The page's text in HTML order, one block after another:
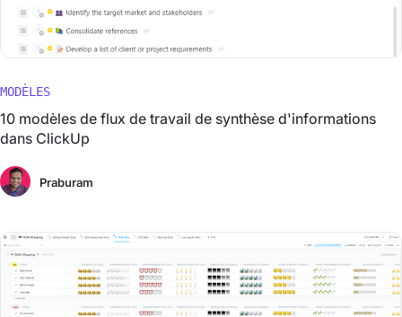
MODÈLES
10 modèles de flux de travail de synthèse d'informations
dans ClickUp
Praburam